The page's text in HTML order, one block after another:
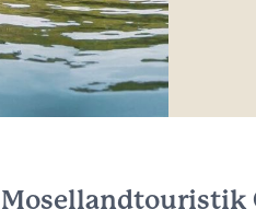
Mosellandtouristik